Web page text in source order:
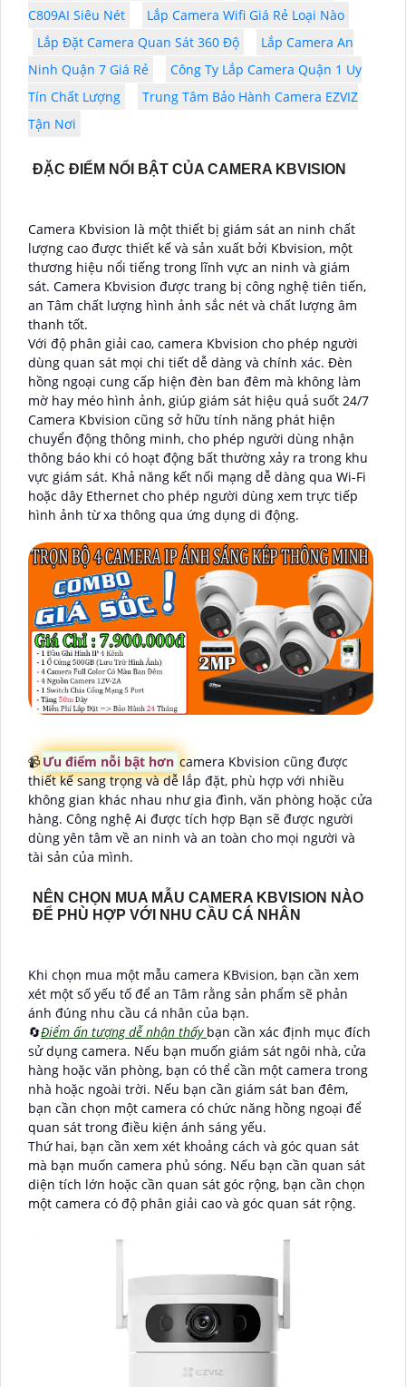
C809AI Siêu Nét
Lắp Camera Wifi Giá Rẻ Loại Nào
Lắp Đặt Camera Quan Sát 360 Độ
Lắp Camera An
Ninh Quận 7 Giá Rẻ
Công Ty Lắp Camera Quận 1 Uy
Tín Chất Lượng
Trung Tâm Bảo Hành Camera EZVIZ
Tận Nơi
ĐẶC ĐIỂM NỔI BẬT CỦA CAMERA KBVISION
Camera Kbvision là một thiết bị giám sát an ninh chất
lượng cao được thiết kế và sản xuất bởi Kbvision, một
thương hiệu nổi tiếng trong lĩnh vực an ninh và giám
sát. Camera Kbvision được trang bị công nghệ tiên tiến,
an Tâm chất lượng hình ảnh sắc nét và chất lượng âm
thanh tốt.
Với độ phân giải cao, camera Kbvision cho phép người
dùng quan sát mọi chi tiết dễ dàng và chính xác. Đèn
hồng ngoại cung cấp hiện đèn ban đêm mà không làm
mờ hay méo hình ảnh, giúp giám sát hiệu quả suốt 24/7
Camera Kbvision cũng sở hữu tính năng phát hiện
chuyển động thông minh, cho phép người dùng nhận
thông báo khi có hoạt động bất thường xảy ra trong khu
vực giám sát. Khả năng kết nối mạng dễ dàng qua Wi-Fi
hoặc dây Ethernet cho phép người dùng xem trực tiếp
hình ảnh từ xa thông qua ứng dụng di động.
📹 Ưu điểm nỗi bật hơn camera Kbvision cũng được
thiết kế sang trọng và dễ lắp đặt, phù hợp với nhiều
không gian khác nhau như gia đình, văn phòng hoặc cửa
hàng. Công nghệ Ai được tích hợp Bạn sẽ được người
dùng yên tâm về an ninh và an toàn cho mọi người và
tài sản của mình.
NÊN CHỌN MUA MẪU CAMERA KBVISION NÀO
ĐỂ PHÙ HỢP VỚI NHU CẦU CÁ NHÂN
Khi chọn mua một mẫu camera KBvision, bạn cần xem
xét một số yếu tố để an Tâm rằng sản phẩm sẽ phản
ánh đúng nhu cầu cá nhân của bạn.
🔄Điểm ấn tượng dễ nhận thấy bạn cần xác định mục đích
sử dụng camera. Nếu bạn muốn giám sát ngôi nhà, cửa
hàng hoặc văn phòng, bạn có thể cần một camera trong
nhà hoặc ngoài trời. Nếu bạn cần giám sát ban đêm,
bạn cần chọn một camera có chức năng hồng ngoại để
quan sát trong điều kiện ánh sáng yếu.
Thứ hai, bạn cần xem xét khoảng cách và góc quan sát
mà bạn muốn camera phủ sóng. Nếu bạn cần quan sát
diện tích lớn hoặc cần quan sát góc rộng, bạn cần chọn
một camera có độ phân giải cao và góc quan sát rộng.